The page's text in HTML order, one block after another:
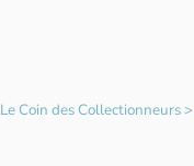
Le Coin des Collectionneurs>